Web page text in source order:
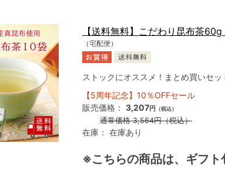
【送料無料】こだわり昆布茶
（宅配便）
ストックにオススメ！まとめ買いセッ
【5周年記念】10％OFFセール
販売価格： 3,207円 （税込）
通常価格3,564円（税込）
在庫： 在庫あり
※こちらの商品は、ギフト